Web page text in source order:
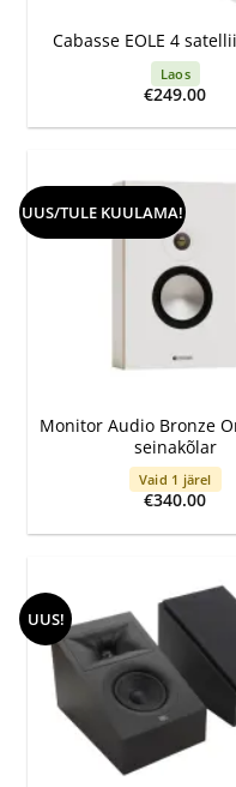
Cabasse EOLE 4
Laos
€249.00
UUS/TULE KUULAMA!
Monitor Audio Bronze
seinakõlar
Vaid 1 järel
€340.00
UUS!